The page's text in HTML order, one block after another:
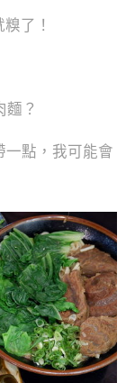
了！
麵？
一點，我可能會